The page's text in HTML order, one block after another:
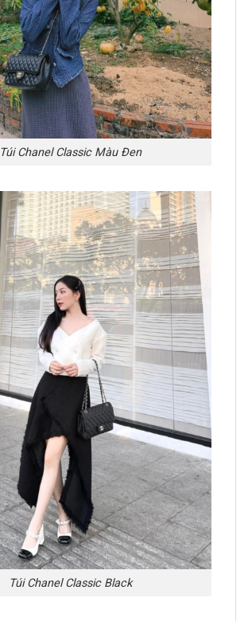
Túi Chanel Classic Màu Đen
Túi Chanel Classic Black